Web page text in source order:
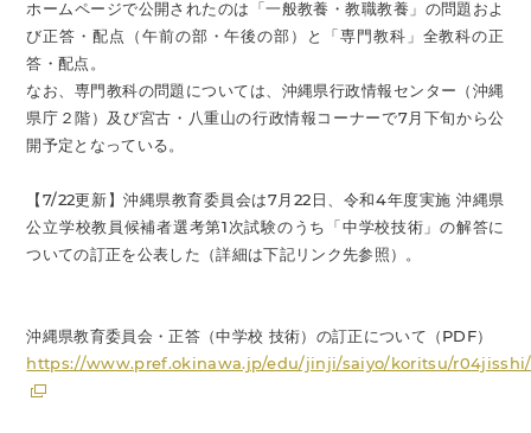
ホームページで公開されたのは「一般教養・教職教養」の問題およ
び正答・配点（午前の部・午後の部）と「専門教科」全教科の正
答・配点。
なお、専門教科の問題については、沖縄県行政情報センター（沖縄
県庁２階）及び宮古・八重山の行政情報コーナーで7月下旬から公
開予定となっている。
【7/22更新】沖縄県教育委員会は7月22日、令和4年度実施 沖縄県
公立学校教員候補者選考第1次試験のうち「中学校技術」の解答に
ついての訂正を公表した（詳細は下記リンク先参照）。
沖縄県教育委員会・正答（中学校 技術）の訂正について（PDF）
https://www.pref.okinawa.jp/edu/jinji/saiyo/koritsu/